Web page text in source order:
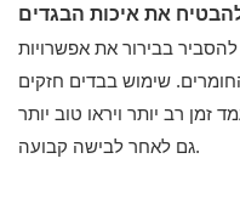
בבירור את אפשרויות
שימוש בבדים חזקים
זמן רב יותר ויראו טוב יותר
גם לאחר לבישה קבועה.